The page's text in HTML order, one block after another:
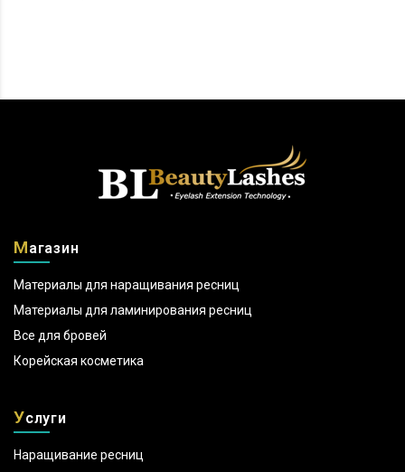
Магазин
Материалы для наращивания ресниц
Материалы для ламинирования ресниц
Все для бровей
Корейская косметика
Услуги
Наращивание ресниц